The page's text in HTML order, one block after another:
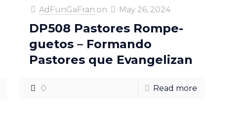
AdFunGaFran on May 26, 2024
DP508 Pastores Rompe-
guetos – Formando
Pastores que Evangelizan
0 Read more